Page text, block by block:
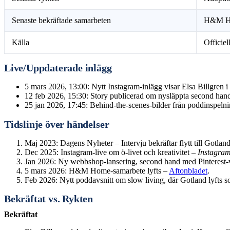
Senaste bekräftade samarbeten H&M
Källa
Live/Uppdaterade inlägg
5 mars 2026, 13:00: Nytt Instagram-inlägg visar Elsa Billgren
12 feb 2026, 15:30: Story publicerad om nysläppta second
25 jan 2026, 17:45: Behind-the-scenes-bilder från
Tidslinje över händelser
Maj 2023: Dagens Nyheter – Intervju bekräftar flytt till
Dec 2025: Instagram-live om ö-livet och kreativitet –
Jan 2026: Ny webbshop-lansering, second hand med
5 mars 2026: H&M Home-samarbete lyfts – Aftonbladet.
Feb 2026: Nytt poddavsnitt om slow living, där Gotland lyfts
Bekräftat vs. Rykten
Bekräftat